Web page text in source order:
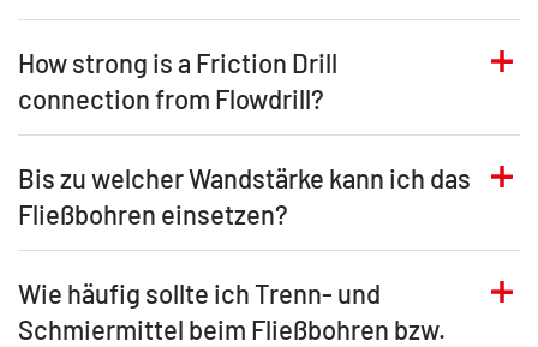
How strong is a Friction Drill
connection from Flowdrill?
Bis zu welcher Wandstärke kann ich das
Fließbohren einsetzen?
Wie häufig sollte ich Trenn- und
Schmiermittel beim Fließbohren bzw.